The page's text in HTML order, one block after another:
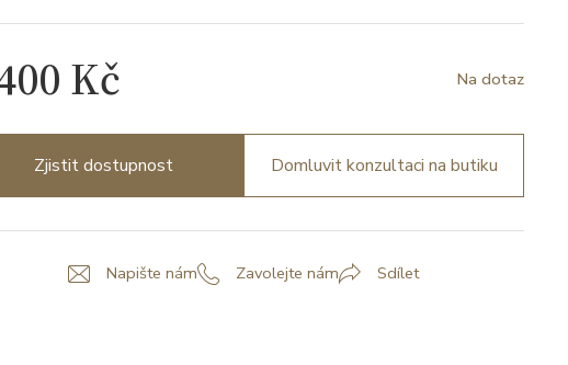
Kč Na dotaz
Zjistit dostupnost Domluvit konzultaci na butiku
Napište nám Zavolejte nám Sdílet